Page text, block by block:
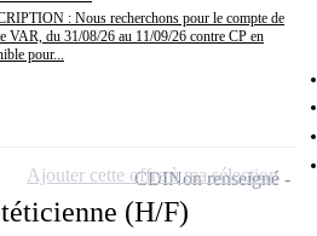
: Nous recherchons pour le compte de
VAR, du 31/08/26 au 11/09/26 contre CP en
pour...
(H/F)
CDINon renseigné
Ajouter cette offre à ma sélection